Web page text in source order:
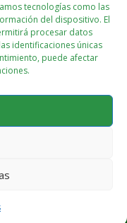
tecnologías como las
del dispositivo. El
procesar datos
identificaciones únicas
puede afectar